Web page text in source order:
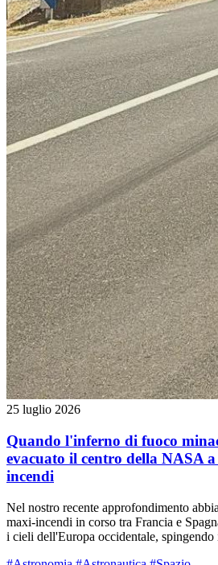
25 luglio 2026
Quando l'inferno di fuoco
evacuato il centro della NASA
incendi
Nel nostro recente approfondimento
maxi-incendi in corso tra Francia e
i cieli dell'Europa occidentale,